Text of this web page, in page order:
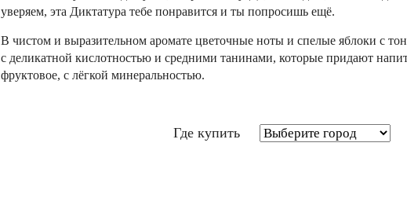
уверяем, эта Диктатура тебе понравится и ты попросишь ещё.
В чистом и выразительном аромате цветочные ноты и спелые яблоки с
с деликатной кислотностью и средними танинами, которые придают
фруктовое, с лёгкой минеральностью.
Где купить